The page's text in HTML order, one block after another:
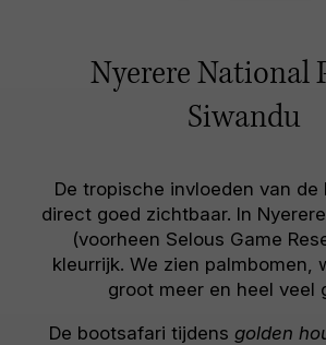
Nyerere National
Siwandu
De tropische invloeden van de
direct goed zichtbaar. In
(voorheen Selous Game
kleurrijk. We zien palmbomen,
groot meer en heel veel
De bootsafari tijdens golden